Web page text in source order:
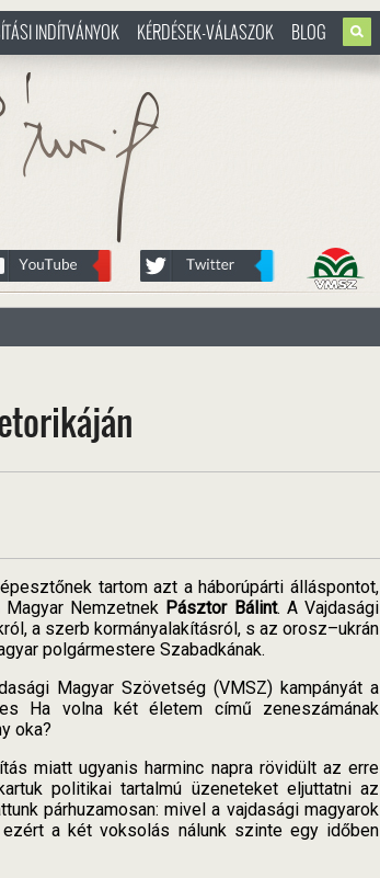
hu
INDÍTVÁNYOK KÉRDÉSEK-VÁLASZOK BLOG
tartom azt a háborúpárti álláspontot,
Nemzetnek Pásztor Bálint. A Vajdasági
a szerb kormányalakításról, s az orosz–ukrán
polgármestere Szabadkának.
Magyar Szövetség (VMSZ) kampányát a
Ha volna két életem című zeneszámának
oka?
miatt ugyanis harminc napra rövidült az erre
politikai tartalmú üzeneteket eljuttatni az
párhuzamosan: mivel a vajdasági magyarok
ezért a két voksolás nálunk szinte egy időben